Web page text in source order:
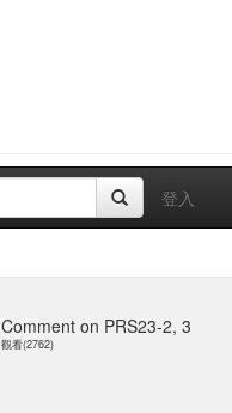
登入
Comment on PRS23-2, 3
觀看(2762)